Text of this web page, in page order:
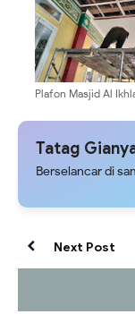
Plafon Masjid Al
Mempercantik
Tatag
Berselancar di
Next Post